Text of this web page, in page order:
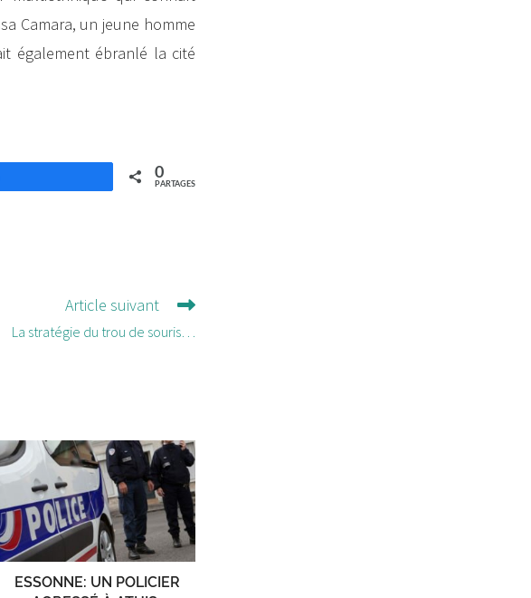
Camara, un jeune homme
également ébranlé la cité
0
PARTAGES
Article suivant
La stratégie du trou de souris…
ESSONNE: UN POLICIER